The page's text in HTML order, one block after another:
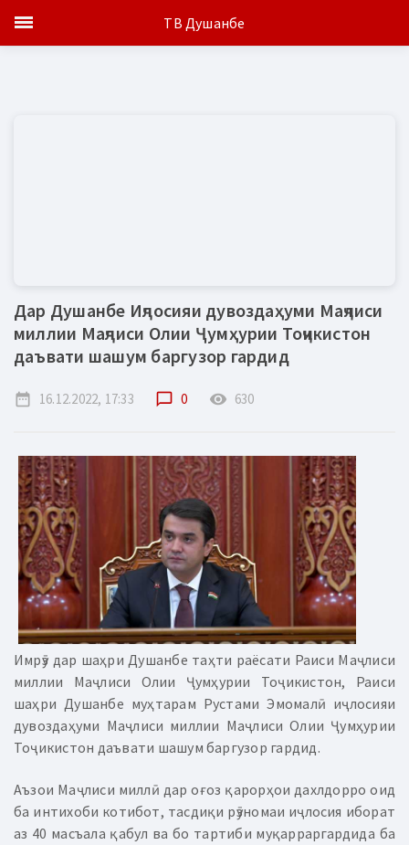
Дар Душанбе Иҷлосияи дувоздаҳуми Маҷлиси
миллии Маҷлиси Олии Ҷумҳурии Тоҷикистон
даъвати шашум баргузор гардид
date_range 16.12.2022, 17:33 chat_bubble_outline 0 remove_red_eye 630
Имрӯз дар шаҳри Душанбе таҳти раёсати Раиси Маҷлиси
миллии Маҷлиси Олии Ҷумҳурии Тоҷикистон, Раиси
шаҳри Душанбе муҳтарам Рустами Эмомалӣ иҷлосияи
дувоздаҳуми Маҷлиси миллии Маҷлиси Олии Ҷумҳурии
Тоҷикистон даъвати шашум баргузор гардид.
Аъзои Маҷлиси миллӣ дар оғоз қарорҳои дахлдорро оид
ба интихоби котибот, тасдиқи рӯзномаи иҷлосия иборат
аз 40 масъала қабул ва бо тартиби муқарраргардида ба
ТВ Душанбе